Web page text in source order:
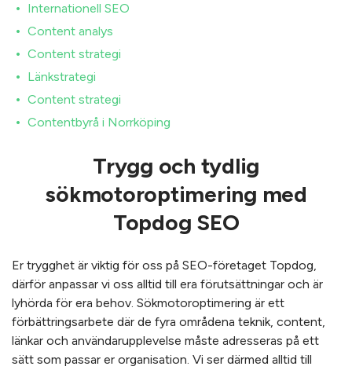
Internationell SEO
Content analys
Content strategi
Länkstrategi
Content strategi
Contentbyrå i Norrköping
Trygg och tydlig
sökmotoroptimering med
Topdog SEO
Er trygghet är viktig för oss på SEO-företaget Topdog,
därför anpassar vi oss alltid till era förutsättningar och är
lyhörda för era behov. Sökmotoroptimering är ett
förbättringsarbete där de fyra områdena teknik, content,
länkar och användarupplevelse måste adresseras på ett
sätt som passar er organisation. Vi ser därmed alltid till